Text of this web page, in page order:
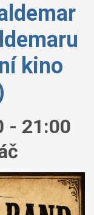
kino
- 21:00